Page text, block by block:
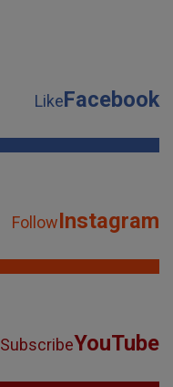
LikeFacebook
FollowInstagram
SubscribeYouTube